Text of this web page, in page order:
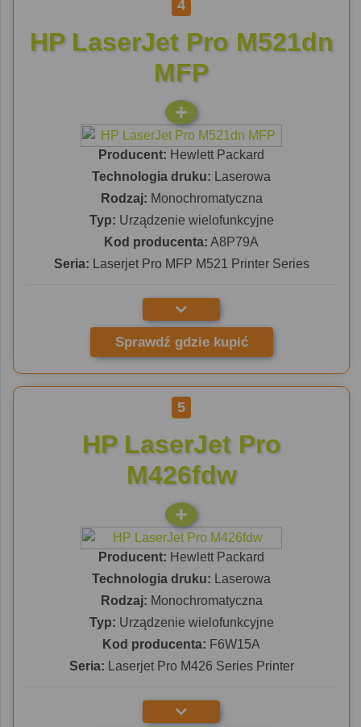
4
HP LaserJet Pro M521dn
MFP
Producent: Hewlett Packard
Technologia druku: Laserowa
Rodzaj: Monochromatyczna
Typ: Urządzenie wielofunkcyjne
Kod producenta: A8P79A
Seria: Laserjet Pro MFP M521 Printer Series
Sprawdź gdzie kupić
5
HP LaserJet Pro
M426fdw
Producent: Hewlett Packard
Technologia druku: Laserowa
Rodzaj: Monochromatyczna
Typ: Urządzenie wielofunkcyjne
Kod producenta: F6W15A
Seria: Laserjet Pro M426 Series Printer